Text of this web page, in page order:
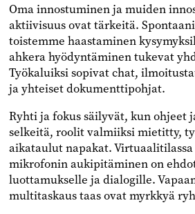
Oma innostuminen ja muiden
aktiivisuus ovat tärkeitä.
toistemme haastaminen
ahkera hyödyntäminen tukevat
Työkaluiksi sopivat chat,
ja yhteiset dokumenttipohjat.
Ryhti ja fokus säilyvät, kun ohjeet
selkeitä, roolit valmiiksi mietitty,
aikataulut napakat.
mikrofonin aukipitäminen on
luottamukselle ja dialogille.
multitaskaus taas ovat myrkkyä